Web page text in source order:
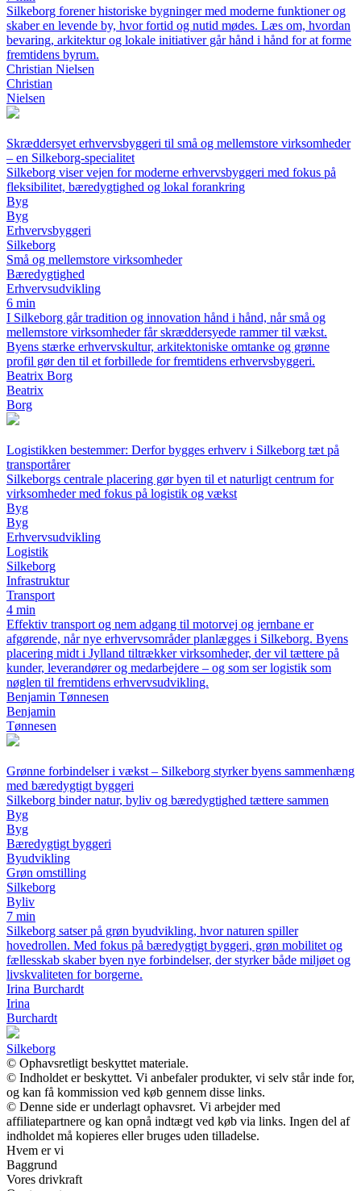
Silkeborg forener historiske bygninger med moderne funktioner og
skaber en levende by, hvor fortid og nutid mødes. Læs om, hvordan
bevaring, arkitektur og lokale initiativer går hånd i hånd for at forme
fremtidens byrum.
Christian Nielsen
Christian
Nielsen
Skræddersyet erhvervsbyggeri til små og mellemstore virksomheder
– en Silkeborg-specialitet
Silkeborg viser vejen for moderne erhvervsbyggeri med fokus på
fleksibilitet, bæredygtighed og lokal forankring
Byg
Byg
Erhvervsbyggeri
Silkeborg
Små og mellemstore virksomheder
Bæredygtighed
Erhvervsudvikling
6 min
I Silkeborg går tradition og innovation hånd i hånd, når små og
mellemstore virksomheder får skræddersyede rammer til vækst.
Byens stærke erhvervskultur, arkitektoniske omtanke og grønne
profil gør den til et forbillede for fremtidens erhvervsbyggeri.
Beatrix Borg
Beatrix
Borg
Logistikken bestemmer: Derfor bygges erhverv i Silkeborg tæt på
transportårer
Silkeborgs centrale placering gør byen til et naturligt centrum for
virksomheder med fokus på logistik og vækst
Byg
Byg
Erhvervsudvikling
Logistik
Silkeborg
Infrastruktur
Transport
4 min
Effektiv transport og nem adgang til motorvej og jernbane er
afgørende, når nye erhvervsområder planlægges i Silkeborg. Byens
placering midt i Jylland tiltrækker virksomheder, der vil tættere på
kunder, leverandører og medarbejdere – og som ser logistik som
nøglen til fremtidens erhvervsudvikling.
Benjamin Tønnesen
Benjamin
Tønnesen
Grønne forbindelser i vækst – Silkeborg styrker byens sammenhæng
med bæredygtigt byggeri
Silkeborg binder natur, byliv og bæredygtighed tættere sammen
Byg
Byg
Bæredygtigt byggeri
Byudvikling
Grøn omstilling
Silkeborg
Byliv
7 min
Silkeborg satser på grøn byudvikling, hvor naturen spiller
hovedrollen. Med fokus på bæredygtigt byggeri, grøn mobilitet og
fællesskab skaber byen nye forbindelser, der styrker både miljøet og
livskvaliteten for borgerne.
Irina Burchardt
Irina
Burchardt
Silkeborg
© Ophavsretligt beskyttet materiale.
© Indholdet er beskyttet. Vi anbefaler produkter, vi selv står inde for,
og kan få kommission ved køb gennem disse links.
© Denne side er underlagt ophavsret. Vi arbejder med
affiliatepartnere og kan opnå indtægt ved køb via links. Ingen del af
indholdet må kopieres eller bruges uden tilladelse.
Hvem er vi
Baggrund
Vores drivkraft